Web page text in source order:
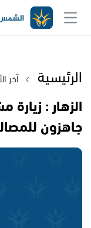
الرئيسية آخر
الزهار :
جاهزون